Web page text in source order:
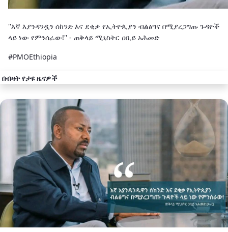
''እኛ እያንዳንዷን ሰከንድ እና ደቂቃ የኢትዮጲያን ብልፅግና በሚያረጋግጡ ጉዳዮች
ላይ ነው የምንሰራው!'' - ጠቅላይ ሚኒስትር ዐቢይ አሕመድ
#PMOEthiopia
በብዛት የታዩ ዜናዎች